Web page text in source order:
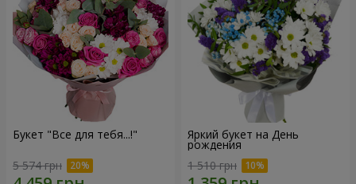
Букет "Все для тебя...!"
5 574 грн
Яркий букет на День
рождения
1 510 грн